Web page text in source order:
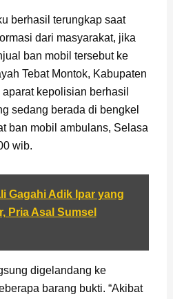
berhasil terungkap saat
dari masyarakat, jika
ban mobil tersebut ke
Tebat Montok, Kabupaten
kepolisian berhasil
sedang berada di bengkel
ban mobil ambulans, Selasa
wib.
Gagahi Adik Ipar yang
Pria Asal Sumsel
digelandang ke
barang bukti. “Akibat